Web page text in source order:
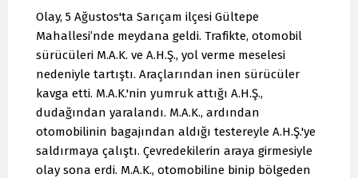
Olay, 5 Ağustos'ta Sarıçam ilçesi Gültepe
Mahallesi’nde meydana geldi. Trafikte, otomobil
sürücüleri M.A.K. ve A.H.Ş., yol verme meselesi
nedeniyle tartıştı. Araçlarından inen sürücüler
kavga etti. M.A.K.'nin yumruk attığı A.H.Ş.,
dudağından yaralandı. M.A.K., ardından
otomobilinin bagajından aldığı testereyle A.H.Ş.'ye
saldırmaya çalıştı. Çevredekilerin araya girmesiyle
olay sona erdi. M.A.K., otomobiline binip bölgeden